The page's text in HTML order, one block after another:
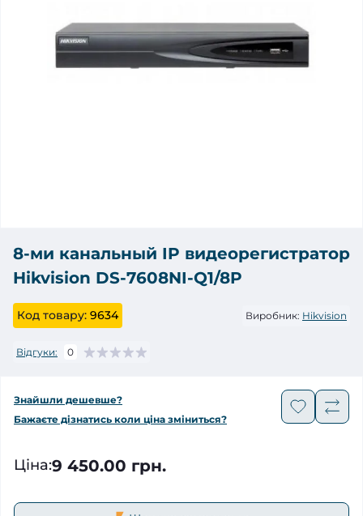
8-ми канальный IP видеорегистратор
Hikvision DS-7608NI-Q1/8P
Код товару: 9634 Виробник: Hikvision
Відгуки: 0
Знайшли дешевше?
Бажаєте дізнатись коли ціна зміниться?
Ціна:9 450.00 грн.